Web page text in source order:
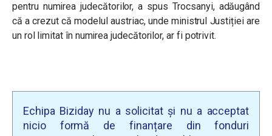
pentru numirea judecătorilor, a spus Trocsanyi, adăugând
că a crezut că modelul austriac, unde ministrul Justiției are
un rol limitat în numirea judecătorilor, ar fi potrivit.
Echipa Biziday nu a solicitat și nu a acceptat
nicio formă de finanțare din fonduri